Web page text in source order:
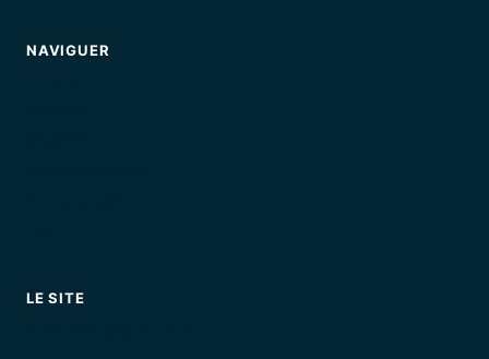
NAVIGUER
LE SITE